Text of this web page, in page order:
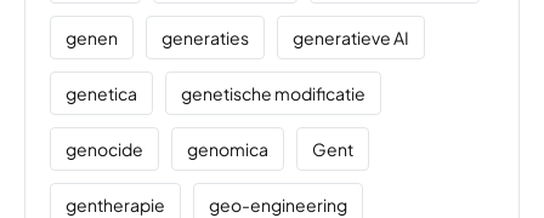
genen generaties generatieve AI
genetica genetische modificatie
genocide genomica Gent
gentherapie geo-engineering